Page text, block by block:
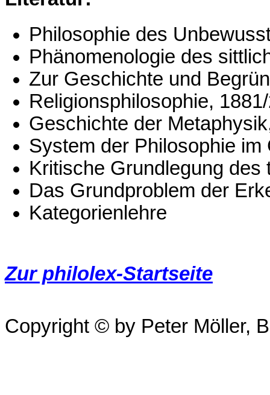
Philosophie des
Phänomenologie des
Zur Geschichte und
Religionsphilosophie,
Geschichte der
System der Philosophie
Kritische Grundlegung
Das Grundproblem der
Kategorienlehre
Zur philolex-Startseite
Copyright © by Peter Möller,